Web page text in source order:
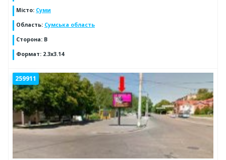
Місто: Суми
Область: Сумська область
Сторона: B
Формат: 2.3x3.14
259911